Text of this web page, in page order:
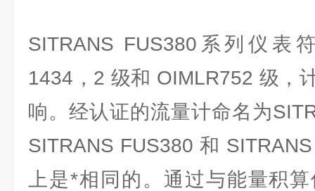
SITRANS FUS380系列仪表
1434，2 级和 OIMLR752 级，
响。经认证的流量计命名为
SITRANS FUS380 和
上是*相同的。通过与能量积